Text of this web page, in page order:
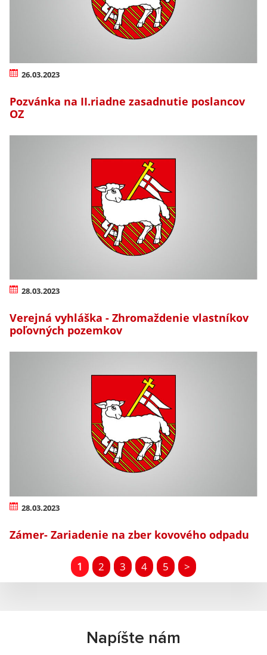
26.03.2023
Pozvánka na II.riadne zasadnutie poslancov
OZ
28.03.2023
Verejná vyhláška - Zhromaždenie vlastníkov
poľovných pozemkov
28.03.2023
Zámer- Zariadenie na zber kovového odpadu
1 2 3 4 5 >
Napíšte nám